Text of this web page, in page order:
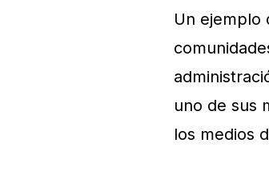
Un ejemplo
uno de sus
los medios